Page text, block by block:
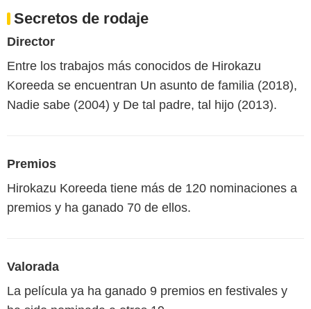
Secretos de rodaje
Director
Entre los trabajos más conocidos de Hirokazu
Koreeda se encuentran Un asunto de familia (2018),
Nadie sabe (2004) y De tal padre, tal hijo (2013).
Premios
Hirokazu Koreeda tiene más de 120 nominaciones a
premios y ha ganado 70 de ellos.
Valorada
La película ya ha ganado 9 premios en festivales y